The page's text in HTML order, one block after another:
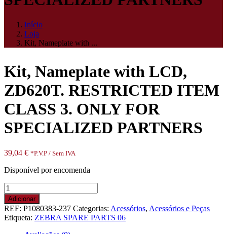
Início
Loja
Kit, Nameplate with ...
Kit, Nameplate with LCD,
ZD620T. RESTRICTED ITEM
CLASS 3. ONLY FOR
SPECIALIZED PARTNERS
39,04 € *P.V.P / Sem IVA
Disponível por encomenda
Quantidade
de
Kit,
Nameplate
with
LCD,
Adicionar
REF: P1080383-237 Categorias: Acessórios, Acessórios e Peças
Etiqueta: ZEBRA SPARE PARTS 06